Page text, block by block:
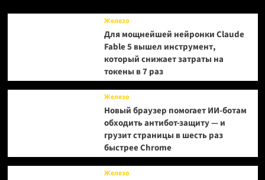
Железо
Для мощнейшей нейронки Claude
Fable 5 вышел инструмент,
который снижает затраты на
токены в 7 раз
Железо
Новый браузер помогает ИИ-ботам
обходить антибот-защиту — и
грузит страницы в шесть раз
быстрее Chrome
Железо